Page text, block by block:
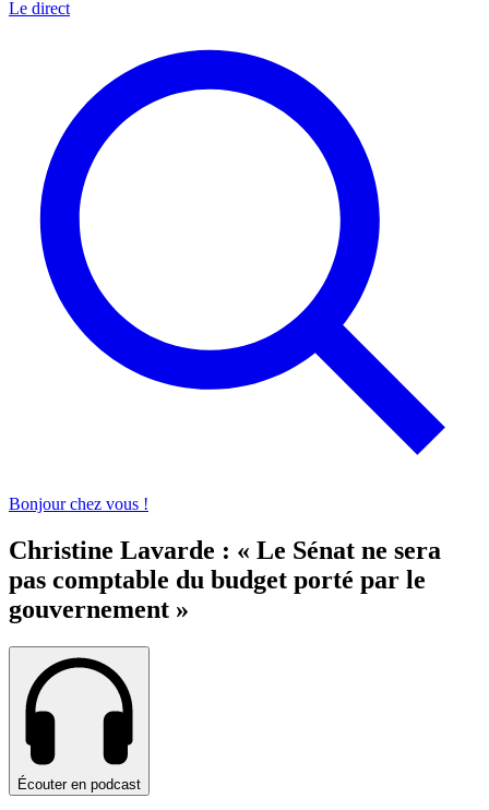
Le direct
Bonjour chez vous !
Christine Lavarde : « Le Sénat ne sera
pas comptable du budget porté par le
gouvernement »
Écouter en podcast